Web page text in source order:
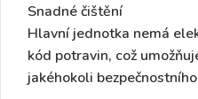
Snadné čištění
Hlavní jednotka nemá
kód potravin, což
jakéhokoli